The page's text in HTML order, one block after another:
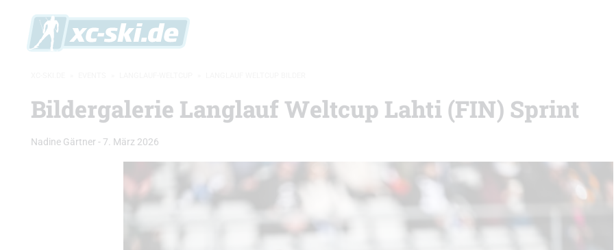
Bildergalerie Langlauf Weltcup Lahti (FIN) Sprint
Nadine Gärtner - 7. März 2026